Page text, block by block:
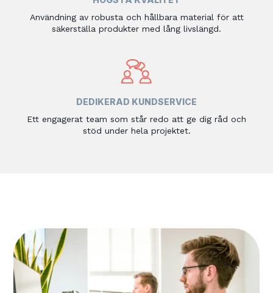
Användning av robusta och hållbara material för att
säkerställa produkter med lång livslängd.
DEDIKERAD KUNDSERVICE
Ett engagerat team som står redo att ge dig råd och
stöd under hela projektet.